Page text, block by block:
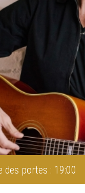
des portes : 19:00